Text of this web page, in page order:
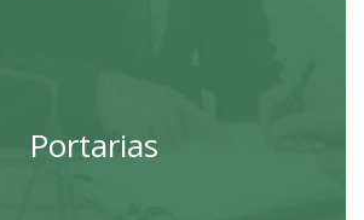
Portarias
Portarias do Município.